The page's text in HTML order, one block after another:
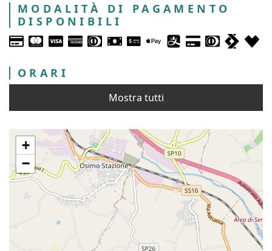
MODALITÀ DI PAGAMENTO
DISPONIBILI
ORARI
Mostra tutti
+
−